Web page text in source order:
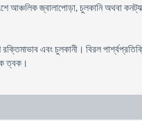
জ্বালাপোড়া, চুলকানি অথবা
রক্তিমাভাব এবং চুলকানী। বিরল
ত্বক।